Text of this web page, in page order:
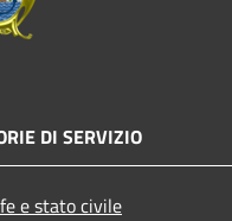
DI SERVIZIO
e stato civile